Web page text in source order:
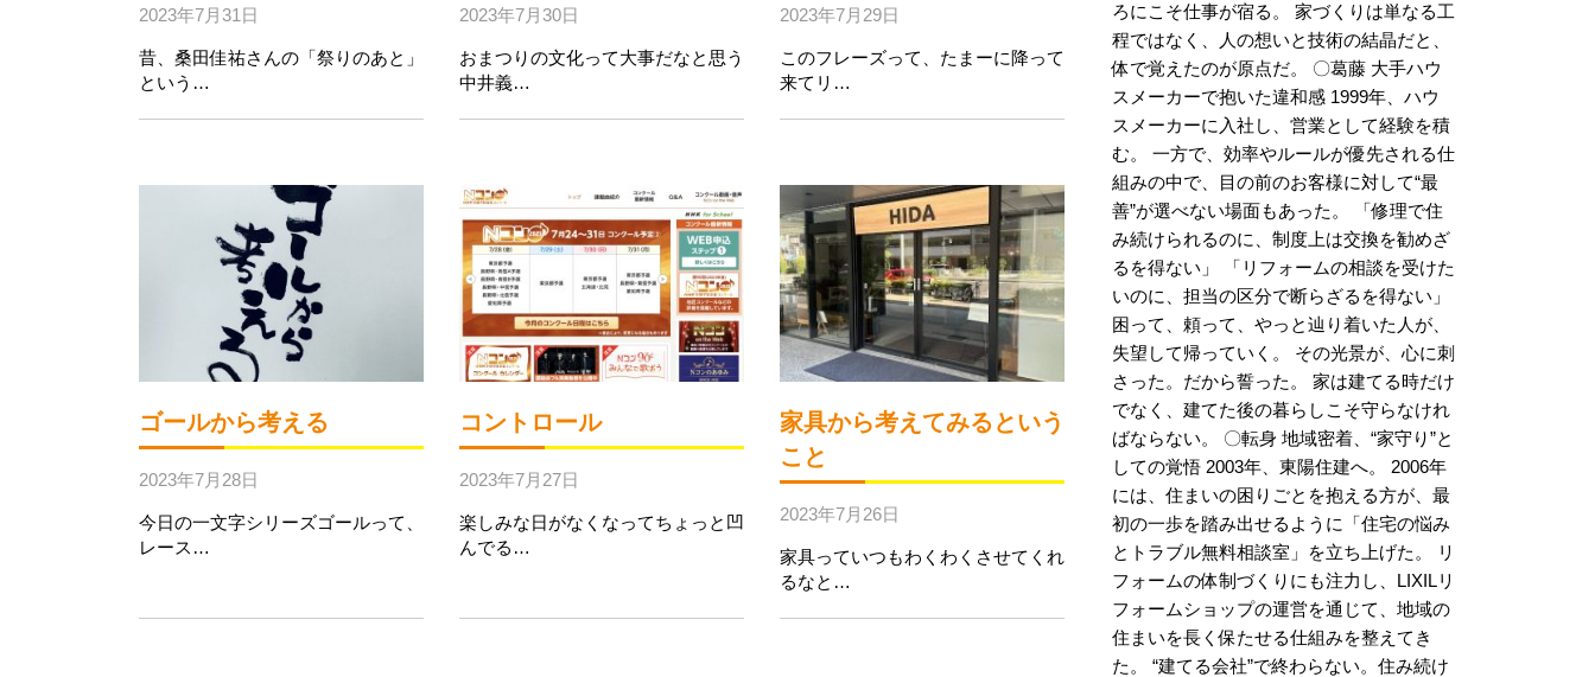
2023年7月31日
昔、桑田佳祐さんの「祭りのあと」
という…
2023年7月30日
おまつりの文化って大事だなと思う
中井義…
2023年7月29日
このフレーズって、たまーに降って
来てリ…
ゴールから考える
2023年7月28日
今日の一文字シリーズゴールって、
レース…
コントロール
2023年7月27日
楽しみな日がなくなってちょっと凹
んでる…
家具から考えてみるという
こと
2023年7月26日
家具っていつもわくわくさせてくれ
るなと…
ろにこそ仕事が宿る。 家づくりは単なる工
程ではなく、人の想いと技術の結晶だと、
体で覚えたのが原点だ。 〇葛藤 大手ハウ
スメーカーで抱いた違和感 1999年、ハウ
スメーカーに入社し、営業として経験を積
む。 一方で、効率やルールが優先される仕
組みの中で、目の前のお客様に対して“最
善”が選べない場面もあった。 「修理で住
み続けられるのに、制度上は交換を勧めざ
るを得ない」 「リフォームの相談を受けた
いのに、担当の区分で断らざるを得ない」
困って、頼って、やっと辿り着いた人が、
失望して帰っていく。 その光景が、心に刺
さった。だから誓った。 家は建てる時だけ
でなく、建てた後の暮らしこそ守らなけれ
ばならない。 〇転身 地域密着、“家守り”と
しての覚悟 2003年、東陽住建へ。 2006年
には、住まいの困りごとを抱える方が、最
初の一歩を踏み出せるように「住宅の悩み
とトラブル無料相談室」を立ち上げた。 リ
フォームの体制づくりにも注力し、LIXILリ
フォームショップの運営を通じて、地域の
住まいを長く保たせる仕組みを整えてき
た。 “建てる会社”で終わらない。住み続け